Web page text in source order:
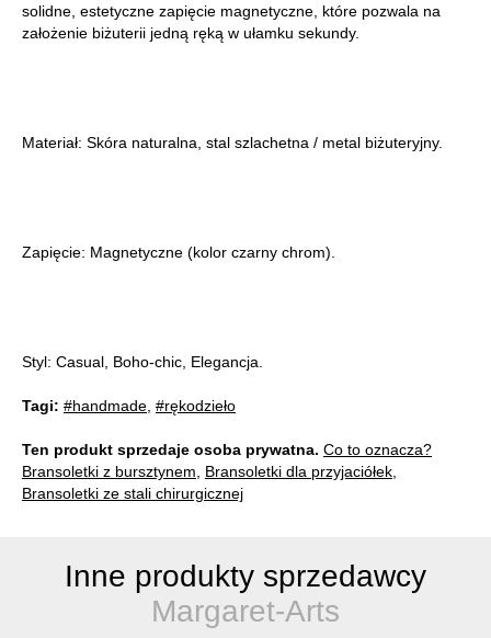
solidne, estetyczne zapięcie magnetyczne, które pozwala na
założenie biżuterii jedną ręką w ułamku sekundy.
Materiał: Skóra naturalna, stal szlachetna / metal biżuteryjny.
Zapięcie: Magnetyczne (kolor czarny chrom).
Styl: Casual, Boho-chic, Elegancja.
Tagi: #handmade #rękodzieło
Ten produkt sprzedaje osoba prywatna. Co to oznacza?
Bransoletki z bursztynem
Bransoletki dla przyjaciółek
Bransoletki ze stali chirurgicznej
Inne produkty sprzedawcy
Margaret-Arts